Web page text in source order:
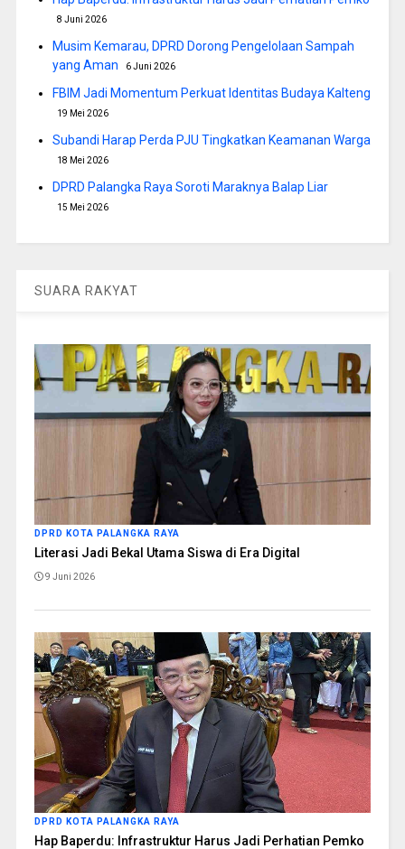
8 Juni 2026
Musim Kemarau, DPRD Dorong Pengelolaan Sampah
yang Aman
6 Juni 2026
FBIM Jadi Momentum Perkuat Identitas Budaya Kalteng
19 Mei 2026
Subandi Harap Perda PJU Tingkatkan Keamanan Warga
18 Mei 2026
DPRD Palangka Raya Soroti Maraknya Balap Liar
15 Mei 2026
SUARA RAKYAT
DPRD KOTA PALANGKA RAYA
Literasi Jadi Bekal Utama Siswa di Era Digital
9 Juni 2026
DPRD KOTA PALANGKA RAYA
Hap Baperdu: Infrastruktur Harus Jadi Perhatian Pemko